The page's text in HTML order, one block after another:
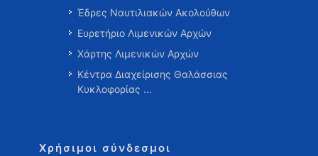
Έδρες Ναυτιλιακών Ακολούθων
Ευρετήριο Λιμενικών Αρχών
Χάρτης Λιμενικών Αρχών
Κέντρα Διαχείρισης Θαλάσσιας
Κυκλοφορίας …
Χρήσιμοι σύνδεσμοι